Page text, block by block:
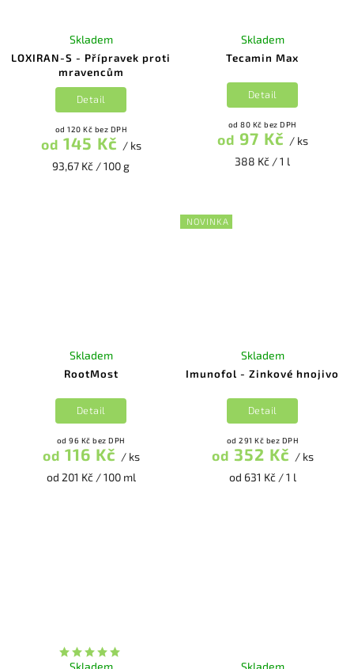
LOXIRAN-S - Přípravek proti
mravencům
Skladem
od 120 Kč bez DPH
od 145 Kč / ks
93,67 Kč / 100 g
Detail
Tecamin Max
Skladem
od 80 Kč bez DPH
od 97 Kč / ks
388 Kč / 1 l
Detail
RootMost
Skladem
od 96 Kč bez DPH
od 116 Kč / ks
od 201 Kč / 100 ml
Detail
NOVINKA
Imunofol - Zinkové hnojivo
Skladem
od 291 Kč bez DPH
od 352 Kč / ks
od 631 Kč / 1 l
Detail